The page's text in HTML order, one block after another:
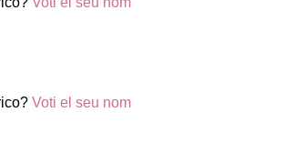
Voti el seu nom